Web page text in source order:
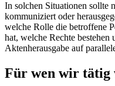
In solchen Situationen sollte
kommuniziert oder
welche Rolle die betroffene
hat, welche Rechte bestehen
Aktenherausgabe auf
Für wen wir tätig